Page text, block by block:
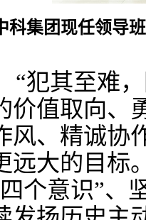
科集团现任领导
“犯其至难
价值取向、
风、精诚协
远大的目标
个意识”、